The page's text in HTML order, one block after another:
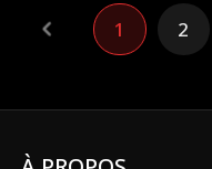
1 2